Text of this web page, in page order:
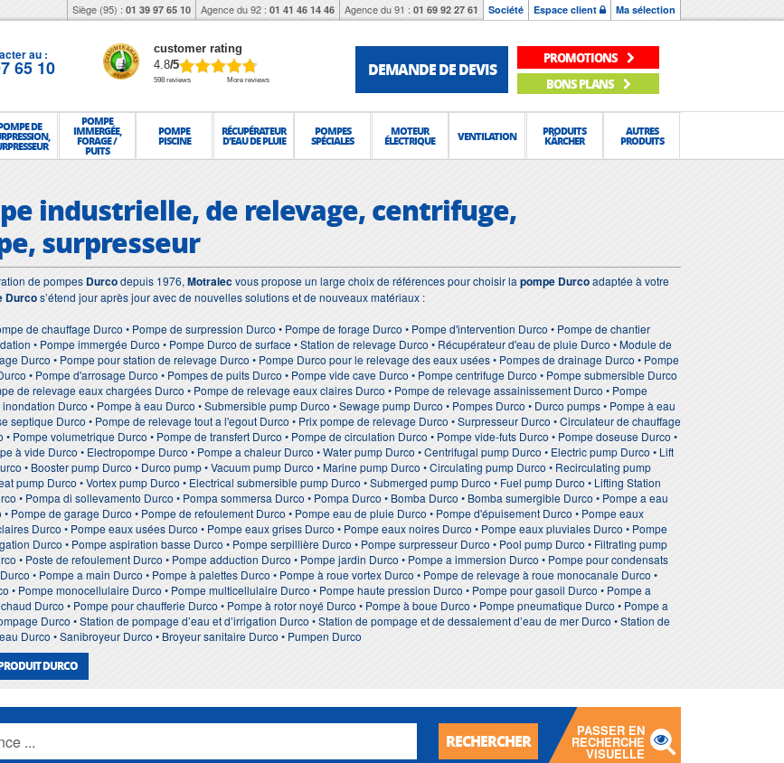
Siège (95) : 01 39 97 65 10 Agence du 92 : 01 41 46 14 46 Agence du 91 : 01 69 92 27 61 Société Espace client Ma sélection
au :
65 10
customer rating
4.8/5
598 reviews More reviews
DEMANDE DE DEVIS
PROMOTIONS
BONS PLANS
DE POMPE
IMMERGÉE,
FORAGE /
PUITS
POMPE
PISCINE
RÉCUPÉRATEUR
D'EAU DE PLUIE
POMPES
SPÉCIALES
MOTEUR
ÉLECTRIQUE VENTILATION PRODUITS
KÄRCHER
AUTRES
PRODUITS
industrielle, de relevage, centrifuge,
surpresseur
de pompes Durcodepuis 1976, Motralecvous propose un large choix de références pour choisir la pompe Durcoadaptée à votre
Durcos’étend jour après jour avec de nouvelles solutions et de nouveaux matériaux :
de chauffage Durco • Pompe de surpression Durco • Pompe de forage Durco • Pompe d'intervention Durco • Pompe de chantier
• Pompe immergée Durco • Pompe Durco de surface • Station de relevage Durco • Récupérateur d'eau de pluie Durco • Module de
Durco • Pompe pour station de relevage Durco • Pompe Durco pour le relevage des eaux usées • Pompes de drainage Durco • Pompe
• Pompe d'arrosage Durco • Pompes de puits Durco • Pompe vide cave Durco • Pompe centrifuge Durco • Pompe submersible Durco
de relevage eaux chargées Durco • Pompe de relevage eaux claires Durco • Pompe de relevage assainissement Durco • Pompe
Durco • Pompe à eau Durco • Submersible pump Durco • Sewage pump Durco • Pompes Durco • Durco pumps • Pompe à eau
septique Durco • Pompe de relevage tout a l'egout Durco • Prix pompe de relevage Durco • Surpresseur Durco • Circulateur de chauffage
Pompe volumetrique Durco • Pompe de transfert Durco • Pompe de circulation Durco • Pompe vide-futs Durco • Pompe doseuse Durco •
à vide Durco • Electropompe Durco • Pompe a chaleur Durco • Water pump Durco • Centrifugal pump Durco • Electric pump Durco • Lift
• Booster pump Durco • Durco pump • Vacuum pump Durco • Marine pump Durco • Circulating pump Durco • Recirculating pump
pump Durco • Vortex pump Durco • Electrical submersible pump Durco • Submerged pump Durco • Fuel pump Durco • Lifting Station
• Pompa di sollevamento Durco • Pompa sommersa Durco • Pompa Durco • Bomba Durco • Bomba sumergible Durco • Pompe a eau
Pompe de garage Durco • Pompe de refoulement Durco • Pompe eau de pluie Durco • Pompe d'épuisement Durco • Pompe eaux
Durco • Pompe eaux usées Durco • Pompe eaux grises Durco • Pompe eaux noires Durco • Pompe eaux pluviales Durco • Pompe
Durco • Pompe aspiration basse Durco • Pompe serpillière Durco • Pompe surpresseur Durco • Pool pump Durco • Filtrating pump
• Poste de refoulement Durco • Pompe adduction Durco • Pompe jardin Durco • Pompe a immersion Durco • Pompe pour condensats
• Pompe a main Durco • Pompe à palettes Durco • Pompe à roue vortex Durco • Pompe de relevage à roue monocanale Durco •
• Pompe monocellulaire Durco • Pompe multicellulaire Durco • Pompe haute pression Durco • Pompe pour gasoil Durco • Pompe a
Durco • Pompe pour chaufferie Durco • Pompe à rotor noyé Durco • Pompe à boue Durco • Pompe pneumatique Durco • Pompe a
Durco • Station de pompage d’eau et d’irrigation Durco • Station de pompage et de dessalement d’eau de mer Durco • Station de
Durco • Sanibroyeur Durco • Broyeur sanitaire Durco • Pumpen Durco
DURCO
RECHERCHER
PASSER EN
RECHERCHE
VISUELLE